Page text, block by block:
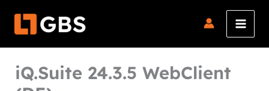
Inhalt
iQ.Suite 24.3.5 WebClient